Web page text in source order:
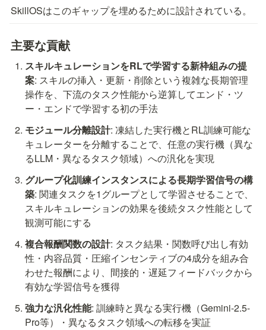
SkillOSはこのギャップを埋めるために設計されている。
主要な貢献
スキルキュレーションをRLで学習する新枠組みの提
案: スキルの挿入・更新・削除という複雑な長期管理
操作を、下流のタスク性能から逆算してエンド・ツ
ー・エンドで学習する初の手法
モジュール分離設計: 凍結した実行機とRL訓練可能な
キュレーターを分離することで、任意の実行機（異な
るLLM・異なるタスク領域）への汎化を実現
グループ化訓練インスタンスによる長期学習信号の構
築: 関連タスクを1グループとして学習させることで、
スキルキュレーションの効果を後続タスク性能として
観測可能にする
複合報酬関数の設計: タスク結果・関数呼び出し有効
性・内容品質・圧縮インセンティブの4成分を組み合
わせた報酬により、間接的・遅延フィードバックから
有効な学習信号を獲得
強力な汎化性能: 訓練時と異なる実行機（Gemini-2.5-
Pro等）・異なるタスク領域への転移を実証